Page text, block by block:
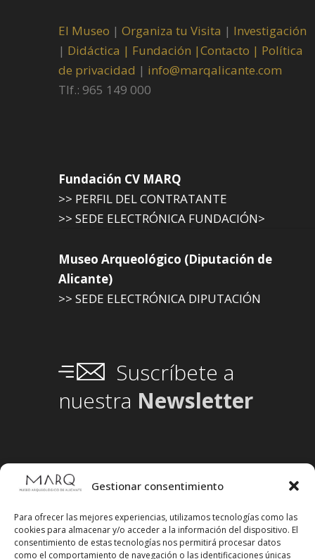
Gestionar consentimiento
Para ofrecer las mejores experiencias, utilizamos tecnologías como las
cookies para almacenar y/o acceder a la información del dispositivo. El
consentimiento de estas tecnologías nos permitirá procesar datos
como el comportamiento de navegación o las identificaciones únicas
El Museo | Organiza tu Visita | Investigación
| Didáctica | Fundación |Contacto | Política
de privacidad | info@marqalicante.com
Tlf.: 965 149 000
Fundación CV MARQ
>> PERFIL DEL CONTRATANTE
>> SEDE ELECTRÓNICA FUNDACIÓN>
Museo Arqueológico (Diputación de
Alicante)
>> SEDE ELECTRÓNICA DIPUTACIÓN
Suscríbete a
nuestra Newsletter